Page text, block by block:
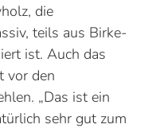
die
teils aus Birke-
ist. Auch das
vor den
„Das ist ein
sehr gut zum